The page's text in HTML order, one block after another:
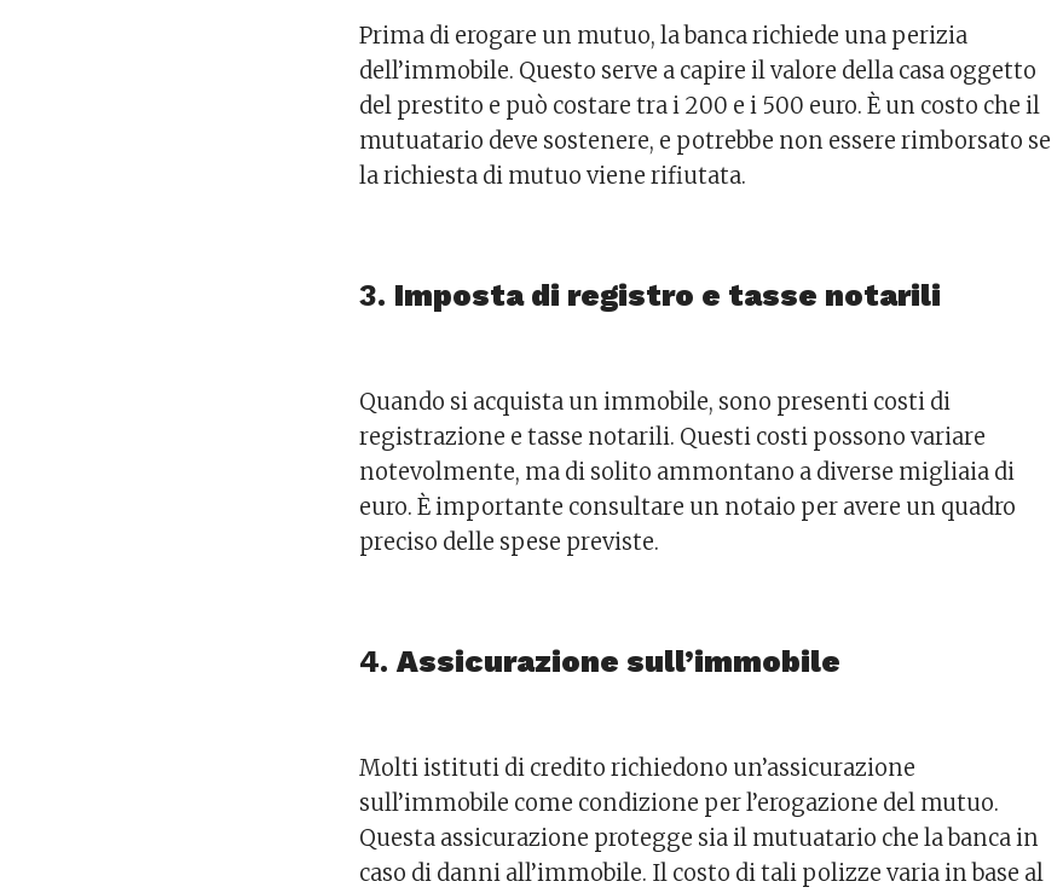
Prima di erogare un mutuo, la banca richiede una perizia
dell’immobile. Questo serve a capire il valore della casa oggetto
del prestito e può costare tra i 200 e i 500 euro. È un costo che il
mutuatario deve sostenere, e potrebbe non essere rimborsato se
la richiesta di mutuo viene rifiutata.
3. Imposta di registro e tasse notarili
Quando si acquista un immobile, sono presenti costi di
registrazione e tasse notarili. Questi costi possono variare
notevolmente, ma di solito ammontano a diverse migliaia di
euro. È importante consultare un notaio per avere un quadro
preciso delle spese previste.
4.Assicurazione sull’immobile
Molti istituti di credito richiedono un’assicurazione
sull’immobile come condizione per l’erogazione del mutuo.
Questa assicurazione protegge sia il mutuatario che la banca in
caso di danni all’immobile. Il costo di tali polizze varia in base al